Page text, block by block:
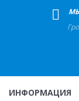
ИНФОРМАЦИЯ